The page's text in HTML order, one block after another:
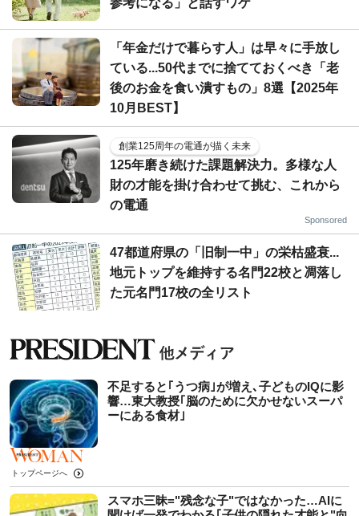
参考になる」と話すワケ
「年金だけで暮らす人」は早々に手放し
ている...50代までに捨てておくべき「老
後のお金を食い潰すもの」8選【2025年
10月BEST】
創業125周年の電通が描く未来
125年磨き続けた課題解決力。多様な人
財の才能を掛け合わせて挑む、これから
の電通
Sponsored
47都道府県の「旧制一中」の栄枯盛衰...
地元トップを維持する名門22校と凋落し
た元名門17校の全リスト
不足すると｢うつ病｣が増え､子どものIQに影
響…東大教授｢脳のために欠かせないスーパ
ーにある食材｣
トップページへ
スマホ三昧="残念な子"ではなかった…AIに